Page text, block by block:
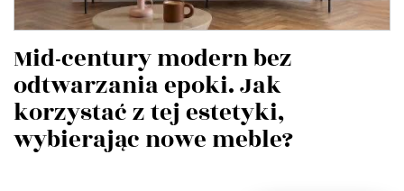
Mid-century modern bez
odtwarzania epoki. Jak
korzystać z tej estetyki,
wybierając nowe meble?